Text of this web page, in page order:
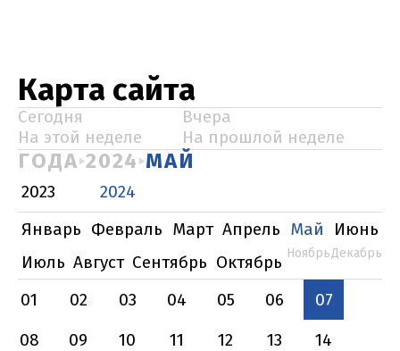
Карта сайта
Сегодня
Вчера
На этой неделе
На прошлой неделе
ГОДА 2024 МАЙ
2023
2024
Январь Февраль Март Апрель Май
Июнь
Июль Август Сентябрь Октябрь НоябрьДекабрь
01 02 03 04 05 06
07
08
09 10 11 12 13
14